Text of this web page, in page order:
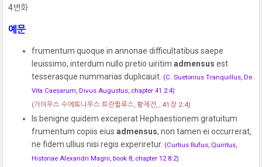
4변화
예문
frumentum quoque in annonae difficultatibus saepe
leuissimo, interdum nullo pretio uiritimadmensus est
tesserasque nummarias duplicauit. (C. Suetonius Tranquillus, De
Vita Caesarum, Divus Augustus, chapter 41 2:4)
(가이우스 수에토니우스 트란퀼루스, 황제전, , 41장 2:4)
Is benigne quidem exceperat Hephaestionem gratuitum
frumentum copiis eiusadmensus, non tamen ei occurrerat,
ne fidem ullius nisi regis experiretur. (Curtius Rufus, Quintus,
Historiae Alexandri Magni, book 8, chapter 12 8:2)